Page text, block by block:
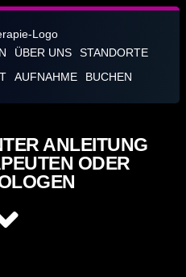
ÜBER UNS
STANDORTE
AUFNAHME BUCHEN
ANLEITUNG
ODER